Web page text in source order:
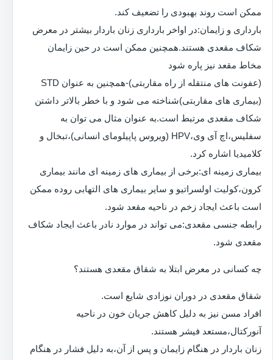
ممکن است روند بهبودی را تضعیف کند.
بارداری و زایمان:در اواخر بارداری زنان باردار بیشتر در معرض
شکاف مقعدی هستند.همچنین ممکن است در حین زایمان
مخاط مقعد نیز پاره شود
(عفونت های منتقله از راه مقاربتی)-همچنین به عنوان STD
(بیماری های مقاربتی)شناخته می شود و با خطر بالاتر داشتن
شکاف مقعدی مرتبط است.به عنوان مثال می توان به
سفلیس،اچ آی وی،HPV (ویروس پاپیلومای انسانی)،تبخال و
کلامیدیا اشاره کرد.
بیماری زمینه ای:برخی از بیماری های زمینه ای مانند بیماری
کرون،کولیت اولسراتیو و سایر بیماری های التهابی روده ممکن
است باعث ایجاد زخم در ناحیه مقعد شود.
رابطه جنسی مقعدی:می تواند در موارد نادر باعث ایجاد شکاف
مقعدی شود.
چه کسانی در معرض ابتلا به شقاق مقعدی هستند؟
شقاق مقعدی در دوران نوزادی شایع است.
افراد مسن نیز به دلیل کاهش جریان خون در ناحیه
آنورکتال،مستعد فیشر هستند.
زنان باردار در هنگام زایمان و پس از آن،به دلیل فشار در هنگام